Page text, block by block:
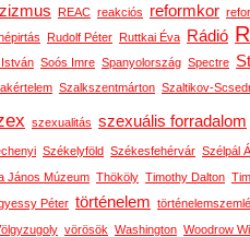
REAC reakciós reformkor
Rudolf Péter Ruttkai Éva Rádió
Soós Imre Spanyolország Spectre
Szalkszentmárton Szaltikov-
szexualitás szexuális forradalom
Székelyföld Székesfehérvár Szélpál
János Múzeum Thököly Timothy Dalton
Péter történelem
vörösök Washington Woodrow